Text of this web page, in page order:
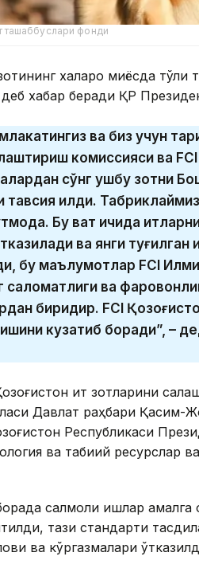
ташаббуслари фонди
зотининг халқаро миқёсда
деб хабар беради ҚР
ва биз учун
комиссияси ва FCI
сўнг ушбу зотни
тавсия қилди.
Бу вақт ичида
ва янги туғилган
бу маълумотлар FCI
саломатлиги ва
биридир. FCI
кузатиб боради”, –
ит зотларини
Давлат раҳбари Қасим-
Республикаси
ва табиий ресурслар
салмоқли ишлар
тази стандарти
ва кўргазмалари